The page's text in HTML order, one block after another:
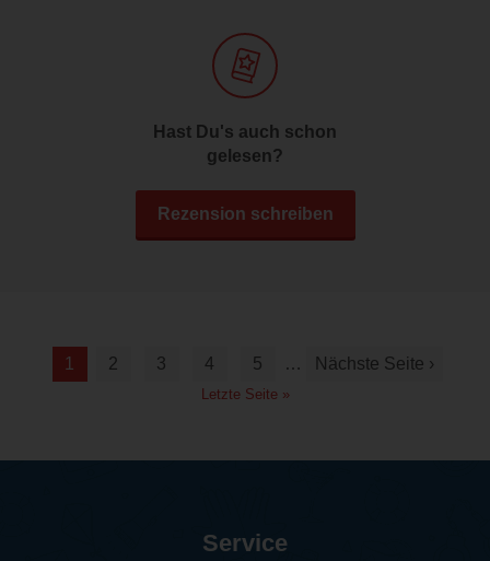
Hast Du's auch schon
gelesen?
Rezension schreiben
1 2 3 4 5 … Nächste Seite ›
Letzte Seite »
Service